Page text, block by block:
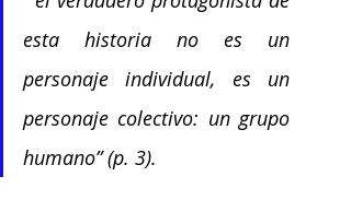
esta historia no es un
personaje individual, es un
personaje colectivo: un grupo
humano” (p. 3).